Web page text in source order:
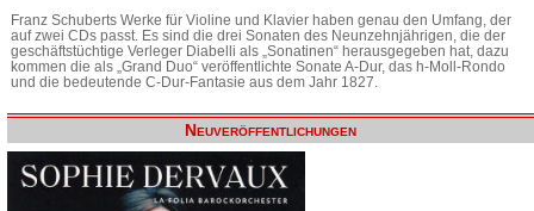
Franz Schuberts Werke für Violine und Klavier haben genau den Umfang, der
auf zwei CDs passt. Es sind die drei Sonaten des Neunzehnjährigen, die der
geschäftstüchtige Verleger Diabelli als „Sonatinen“ herausgegeben hat, dazu
kommen die als „Grand Duo“ veröffentlichte Sonate A-Dur, das h-Moll-Rondo
und die bedeutende C-Dur-Fantasie aus dem Jahr 1827.
Neuveröffentlichungen